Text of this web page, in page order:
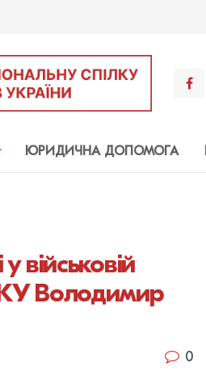
ЮРИДИЧНА ДОПОМОГА
військовій
Володимир
0